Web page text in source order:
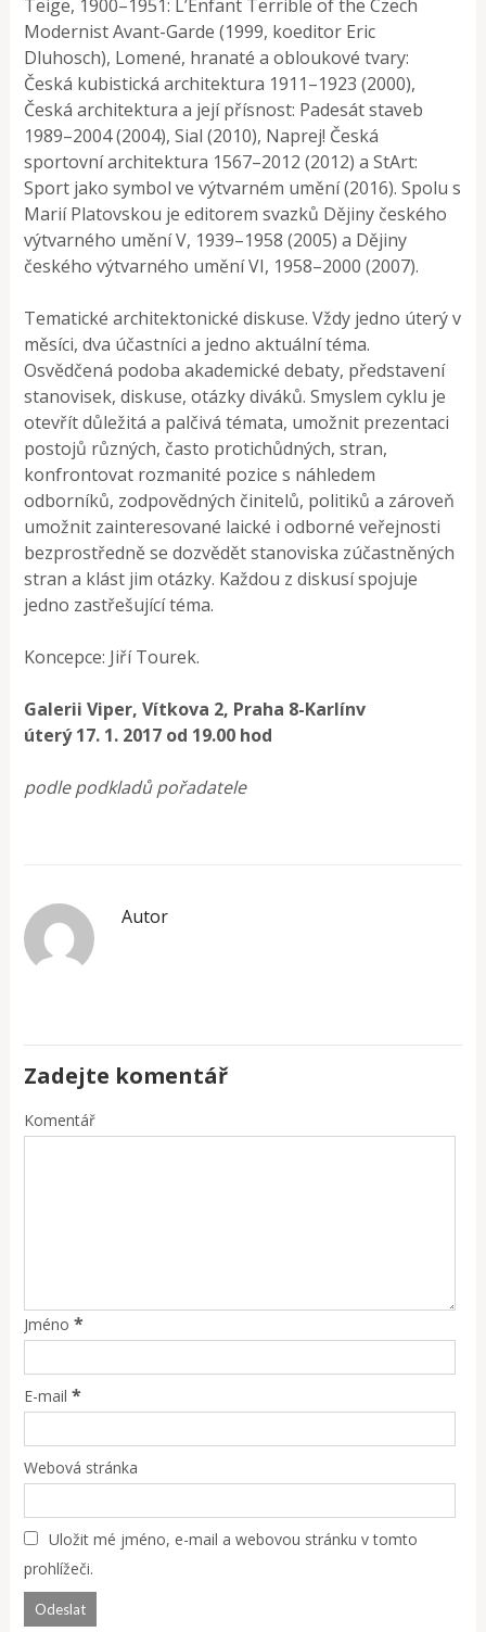
Teige, 1900–1951: L’Enfant Terrible of the Czech
Modernist Avant-Garde (1999, koeditor Eric
Dluhosch), Lomené, hranaté a obloukové tvary:
Česká kubistická architektura 1911–1923 (2000),
Česká architektura a její přísnost: Padesát staveb
1989–2004 (2004), Sial (2010), Naprej! Česká
sportovní architektura 1567–2012 (2012) a StArt:
Sport jako symbol ve výtvarném umění (2016). Spolu s
Marií Platovskou je editorem svazků Dějiny českého
výtvarného umění V, 1939–1958 (2005) a Dějiny
českého výtvarného umění VI, 1958–2000 (2007).
Tematické architektonické diskuse. Vždy jedno úterý v
měsíci, dva účastníci a jedno aktuální téma.
Osvědčená podoba akademické debaty, představení
stanovisek, diskuse, otázky diváků. Smyslem cyklu je
otevřít důležitá a palčivá témata, umožnit prezentaci
postojů různých, často protichůdných, stran,
konfrontovat rozmanité pozice s náhledem
odborníků, zodpovědných činitelů, politiků a zároveň
umožnit zainteresované laické i odborné veřejnosti
bezprostředně se dozvědět stanoviska zúčastněných
stran a klást jim otázky. Každou z diskusí spojuje
jedno zastřešující téma.
Koncepce: Jiří Tourek.
Galerii Viper, Vítkova 2, Praha 8-Karlínv
úterý 17. 1. 2017 od 19.00 hod
podle podkladů pořadatele
Autor
Zadejte komentář
Komentář
Jméno *
E-mail *
Webová stránka
Uložit mé jméno, e-mail a webovou stránku v tomto
prohlížeči.